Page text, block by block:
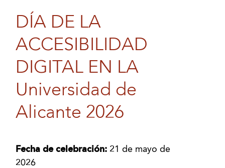
DÍA DE LA
ACCESIBILIDAD
DIGITAL EN LA
Universidad de
Alicante 2026
Fecha de celebración: 21 de mayo de
2026